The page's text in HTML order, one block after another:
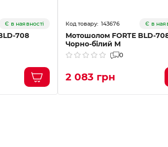
Є в наявності
708
143676 Є в
Мотошолом FORTE BLD-
Чорно-білий M
0
2 083 грн